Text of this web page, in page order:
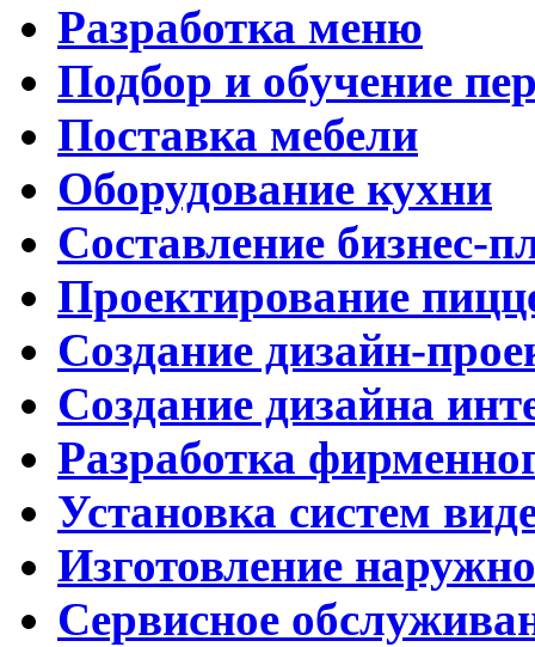
Разработка меню
Подбор и обучение
Поставка мебели
Оборудование кухни
Составление бизнес-
Проектирование
Создание дизайн-
Создание дизайна
Разработка
Установка систем
Изготовление
Сервисное